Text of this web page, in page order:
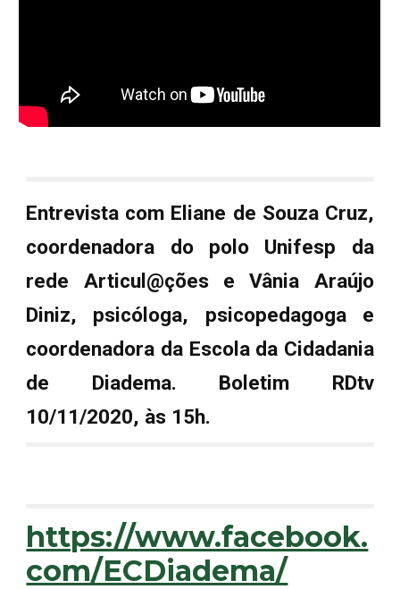
Entrevista com Eliane de Souza Cruz,
coordenadora do polo Unifesp da
rede Articul@ções e Vânia Araújo
Diniz, psicóloga, psicopedagoga e
coordenadora da Escola da Cidadania
de Diadema. Boletim RDtv
10/11/2020, às 15h.
https://www.facebook.
com/ECDiadema/